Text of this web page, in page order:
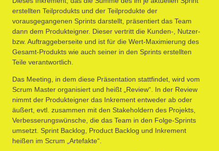
erstellten Teilprodukts und der Teilprodukte der
vorausgegangenen Sprints darstellt, präsentiert das Team
dann dem Produkteigner. Dieser vertritt die Kunden-, Nutzer-
bzw. Auftraggeberseite und ist für die Wert-Maximierung des
Gesamt-Produkts wie auch seiner in den Sprints erstellten
Teile verantwortlich.
Das Meeting, in dem diese Präsentation stattfindet, wird vom
Scrum Master organisiert und heißt „Review“. In der Review
nimmt der Produkteigner das Inkrement entweder ab oder
äußert, evtl. zusammen mit den Stakeholdern des Projekts,
Verbesserungswünsche, die das Team in den Folge-Sprints
umsetzt. Sprint Backlog, Product Backlog und Inkrement
heißen im Scrum „Artefakte“.